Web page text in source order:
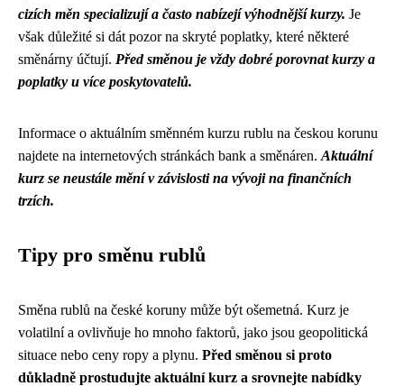
cizích měn specializují a často nabízejí výhodnější kurzy. Je
však důležité si dát pozor na skryté poplatky, které některé
směnárny účtují. Před směnou je vždy dobré porovnat kurzy a
poplatky u více poskytovatelů.
Informace o aktuálním směnném kurzu rublu na českou korunu
najdete na internetových stránkách bank a směnáren. Aktuální
kurz se neustále mění v závislosti na vývoji na finančních
trzích.
Tipy pro směnu rublů
Směna rublů na české koruny může být ošemetná. Kurz je
volatilní a ovlivňuje ho mnoho faktorů, jako jsou geopolitická
situace nebo ceny ropy a plynu. Před směnou si proto
důkladně prostudujte aktuální kurz a srovnejte nabídky